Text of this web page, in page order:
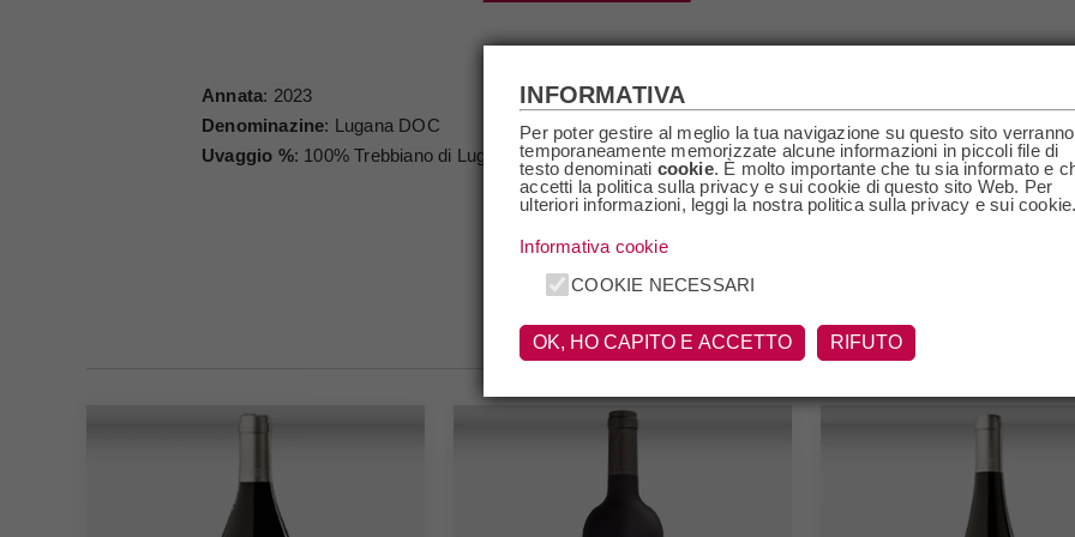
Annata: 2023
Denominazine: Lugana DOC
Uvaggio %: 100% Trebbiano di Lugana
HANNO ACQUISTATO ANCHE
INFORMATIVA
Per poter gestire al meglio la tua navigazione su questo sito verranno
temporaneamente memorizzate alcune informazioni in piccoli file di
testo denominati cookie. È molto importante che tu sia informato e
accetti la politica sulla privacy e sui cookie di questo sito Web. Per
ulteriori informazioni, leggi la nostra politica sulla privacy e sui
Informativa cookie
COOKIE NECESSARI
OK, HO CAPITO E ACCETTO RIFUTO